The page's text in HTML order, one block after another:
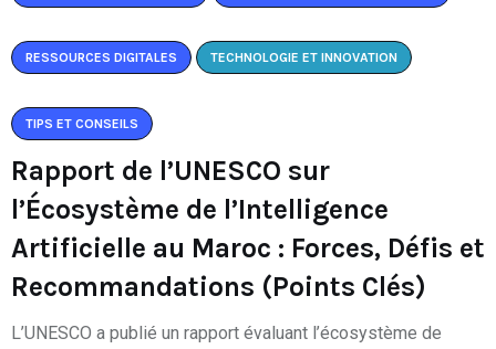
RESSOURCES DIGITALES TECHNOLOGIE ET INNOVATION
TIPS ET CONSEILS
Rapport de l’UNESCO sur
l’Écosystème de l’Intelligence
Artificielle au Maroc : Forces, Défis et
Recommandations (Points Clés)
L’UNESCO a publié un rapport évaluant l’écosystème de